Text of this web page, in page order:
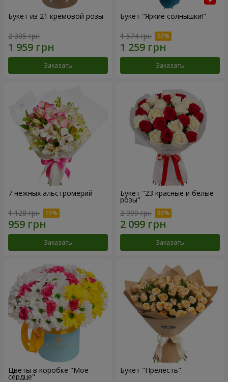
Букет из 21 кремовой розы
2 305 грн
Заказать
Букет "Яркие солнышки!"
1 574 грн
Заказать
7 нежных альстромерий
1 128 грн
Заказать
Букет "23 красные и белые
розы"
2 999 грн
Заказать
Цветы в коробке "Мое
сердце"
Букет "Прелесть"